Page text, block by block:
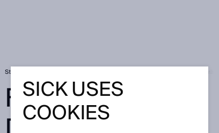
Startseite
FLOWGATE™:
SICK USES
COOKIES